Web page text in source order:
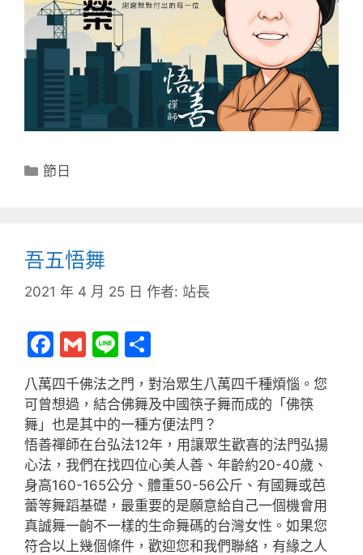
分
節日
吾五悟舞
2021 年 4 月 25 日 作者: 站長
F
a
c
e
b
o
o
k
G
m
ai
l
Li
n
e
享
八萬四千佛法之門，對治眾生八萬四千種煩惱。您
可曾想過，結合佛舞及中國筷子舞而成的「佛筷
舞」也是其中的一種方便法門？
悟善禪師在台弘法12年，用讓眾生歡喜的法門弘揚
心法，我們在找四位心美人善、年齡約20-40歲、
身高160-165公分、體重50-56公斤、有國舞或芭
蕾等舞蹈基礎，最重要的是願意給自己一個機會用
真誠舞一齣不一樣的生命舞碼的台灣女性。如果您
符合以上幾個條件，歡迎您和我們聯絡，有緣之人